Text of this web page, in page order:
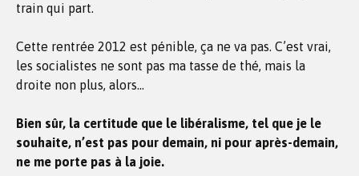
train qui part.
Cette rentrée 2012 est pénible, ça ne va pas. C’est vrai,
les socialistes ne sont pas ma tasse de thé, mais la
droite non plus, alors…
Bien sûr, la certitude que le libéralisme, tel que je le
souhaite, n’est pas pour demain, ni pour après-demain,
ne me porte pas à la joie.